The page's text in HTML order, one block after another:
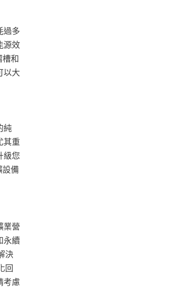
過多
源效
和
以大
純
其重
級您
設備
業營
永續
決
回
考慮